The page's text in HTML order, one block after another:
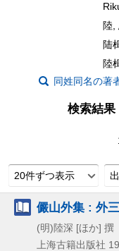
陸,
陆
陸
同姓同名の著
検索結果
20件ずつ表示
儼山外集 : 外
(明)陸深 [ほか] 撰
上海古籍出版社